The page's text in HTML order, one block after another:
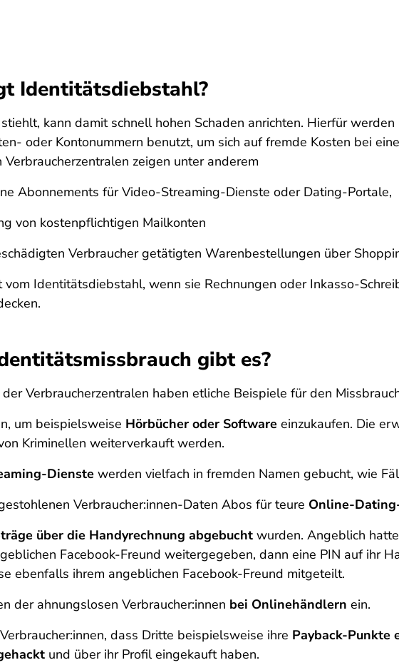
Identitätsdiebstahl?
kann damit schnell hohen Schaden anrichten. Hierfür werden
oder Kontonummern benutzt, um sich auf fremde Kosten bei
zeigen unter anderem
Abonnements für Video-Streaming-Dienste oder Dating-Portale,
von kostenpflichtigen Mailkonten
Verbraucher getätigten Warenbestellungen über
Identitätsdiebstahl, wenn sie Rechnungen oder Inkasso-
gibt es?
Verbraucherzentralen haben etliche Beispiele für den
um beispielsweise Hörbücher oder Software einzukaufen. Die
Kriminellen weiterverkauft werden.
Dienste werden vielfach in fremden Namen gebucht, wie
Verbraucher:innen-Daten Abos für teure Online-
über die Handyrechnung abgebucht wurden. Angeblich
Facebook-Freund weitergegeben, dann eine PIN auf ihr
ebenfalls ihrem angeblichen Facebook-Freund mitgeteilt.
der ahnungslosen Verbraucher:innen bei Onlinehändlern ein.
dass Dritte beispielsweise ihre Payback-Punkte
und über ihr Profil eingekauft haben.